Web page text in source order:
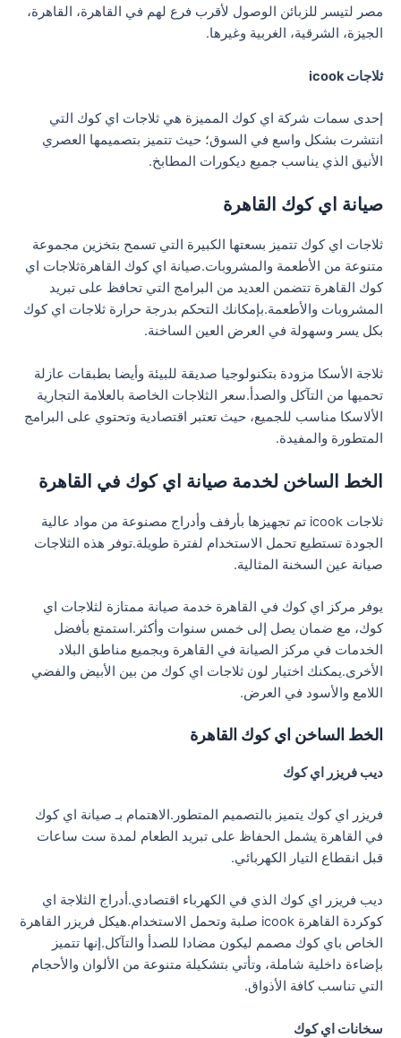
مصر لتيسر للزبائن الوصول لأقرب فرع لهم في القاهرة، القاهرة،
الجيزة، الشرقية، الغربية وغيرها.
ثلاجات icook
إحدى سمات شركة اي كوك المميزة هي ثلاجات اي كوك التي
انتشرت بشكل واسع في السوق؛ حيث تتميز بتصميمها العصري
الأنيق الذي يناسب جميع ديكورات المطابخ.
صيانة اي كوك القاهرة
ثلاجات اي كوك تتميز بسعتها الكبيرة التي تسمح بتخزين مجموعة
متنوعة من الأطعمة والمشروبات.صيانة اي كوك القاهرةثلاجات اي
كوك القاهرة تتضمن العديد من البرامج التي تحافظ على تبريد
المشروبات والأطعمة.بإمكانك التحكم بدرجة حرارة ثلاجات اي كوك
بكل يسر وسهولة في العرض العين الساخنة.
ثلاجة الأسكا مزودة بتكنولوجيا صديقة للبيئة وأيضا بطبقات عازلة
تحميها من التآكل والصدأ.سعر الثلاجات الخاصة بالعلامة التجارية
الألاسكا مناسب للجميع، حيث تعتبر اقتصادية وتحتوي على البرامج
المتطورة والمفيدة.
الخط الساخن لخدمة صيانة اي كوك في القاهرة
ثلاجات icook تم تجهيزها بأرفف وأدراج مصنوعة من مواد عالية
الجودة تستطيع تحمل الاستخدام لفترة طويلة.توفر هذه الثلاجات
صيانة عين السخنة المثالية.
يوفر مركز اي كوك في القاهرة خدمة صيانة ممتازة لثلاجات اي
كوك، مع ضمان يصل إلى خمس سنوات وأكثر.استمتع بأفضل
الخدمات في مركز الصيانة في القاهرة وبجميع مناطق البلاد
الأخرى.يمكنك اختيار لون ثلاجات اي كوك من بين الأبيض والفضي
اللامع والأسود في العرض.
الخط الساخن اي كوك القاهرة
ديب فريزر اي كوك
فريزر اي كوك يتميز بالتصميم المتطور.الاهتمام بـ صيانة اي كوك
في القاهرة يشمل الحفاظ على تبريد الطعام لمدة ست ساعات
قبل انقطاع التيار الكهربائي.
ديب فريزر اي كوك الذي في الكهرباء اقتصادي.أدراج الثلاجة اي
كوكردة القاهرة icook صلبة وتحمل الاستخدام.هيكل فريزر القاهرة
الخاص باي كوك مصمم ليكون مضادا للصدأ والتآكل.إنها تتميز
بإضاءة داخلية شاملة، وتأتي بتشكيلة متنوعة من الألوان والأحجام
التي تناسب كافة الأذواق.
سخانات اي كوك